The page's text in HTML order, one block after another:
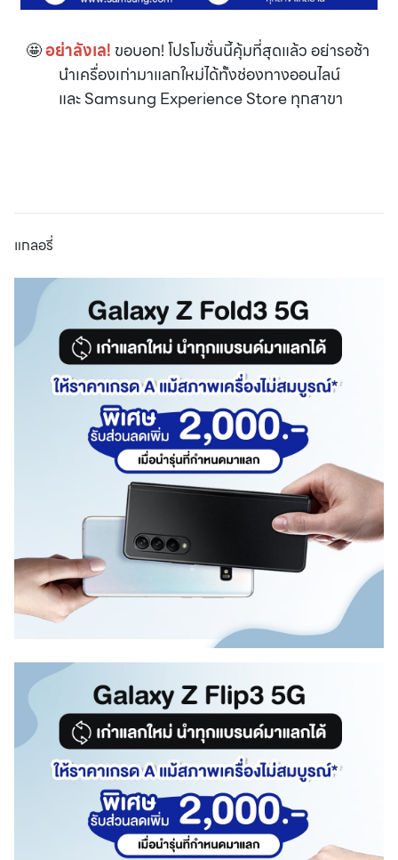
🤩อย่าลังเล! ขอบอก! โปรโมชั่นนี้คุ้มที่สุดแล้ว อย่ารอช้า
นำเครื่องเก่ามาแลกใหม่ได้ทั้งช่องทางออนไลน์
และ Samsung Experience Store ทุกสาขา
แกลอรี่